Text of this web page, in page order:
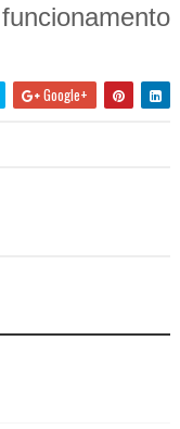
Google+